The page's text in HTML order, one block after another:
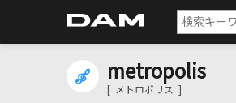
metropolis
[ メトロポリス ]